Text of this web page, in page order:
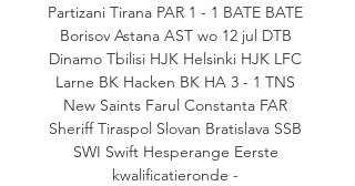
Partizani Tirana PAR 1 - 1 BATE BATE
Borisov Astana AST wo 12 jul DTB
Dinamo Tbilisi HJK Helsinki HJK LFC
Larne BK Hacken BK HA 3 - 1 TNS
New Saints Farul Constanta FAR
Sheriff Tiraspol Slovan Bratislava SSB
SWI Swift Hesperange Eerste
kwalificatieronde -